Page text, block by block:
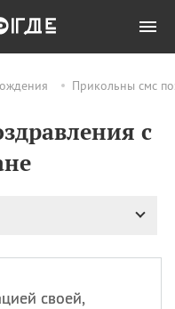
Прикольны смс
с
своей,
Все
День памяти жертв
атомной
бомбардировки
день
рисового пудинга